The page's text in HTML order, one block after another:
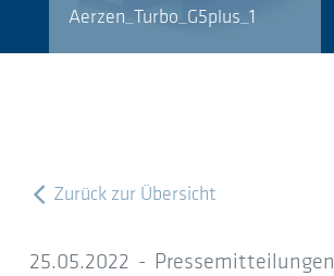
Aerzen_Turbo_G5plus_1
Zurück zur Übersicht
25.05.2022 - Pressemitteilungen